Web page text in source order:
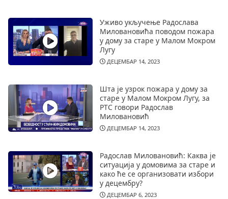
Уживо укључење Радослава
Миловановића поводом пожара
у дому за старе у Малом Мокром
Лугу
ДЕЦЕМБАР 14, 2023
Шта је узрок пожара у дому за
старе у Малом Мокром Лугу, за
РТС говори Радослав
Миловановић
ДЕЦЕМБАР 14, 2023
Радослав Миловановић: Каква је
ситуација у домовима за старе и
како ће се организовати избори
у децембру?
ДЕЦЕМБАР 6, 2023